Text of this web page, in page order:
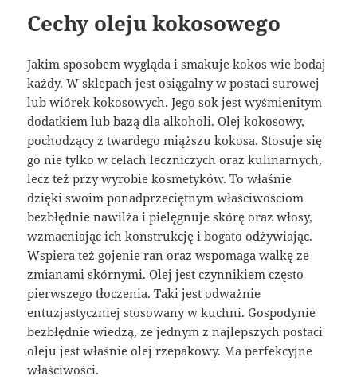
Cechy oleju kokosowego
Jakim sposobem wygląda i smakuje kokos wie bodaj
każdy. W sklepach jest osiągalny w postaci surowej
lub wiórek kokosowych. Jego sok jest wyśmienitym
dodatkiem lub bazą dla alkoholi. Olej kokosowy,
pochodzący z twardego miąższu kokosa. Stosuje się
go nie tylko w celach leczniczych oraz kulinarnych,
lecz też przy wyrobie kosmetyków. To właśnie
dzięki swoim ponadprzeciętnym właściwościom
bezbłędnie nawilża i pielęgnuje skórę oraz włosy,
wzmacniając ich konstrukcję i bogato odżywiając.
Wspiera też gojenie ran oraz wspomaga walkę ze
zmianami skórnymi. Olej jest czynnikiem często
pierwszego tłoczenia. Taki jest odważnie
entuzjastyczniej stosowany w kuchni. Gospodynie
bezbłędnie wiedzą, ze jednym z najlepszych postaci
oleju jest właśnie olej rzepakowy. Ma perfekcyjne
właściwości.